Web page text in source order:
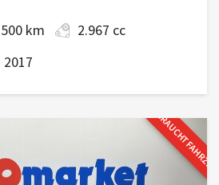
km
2.967 cc
2017